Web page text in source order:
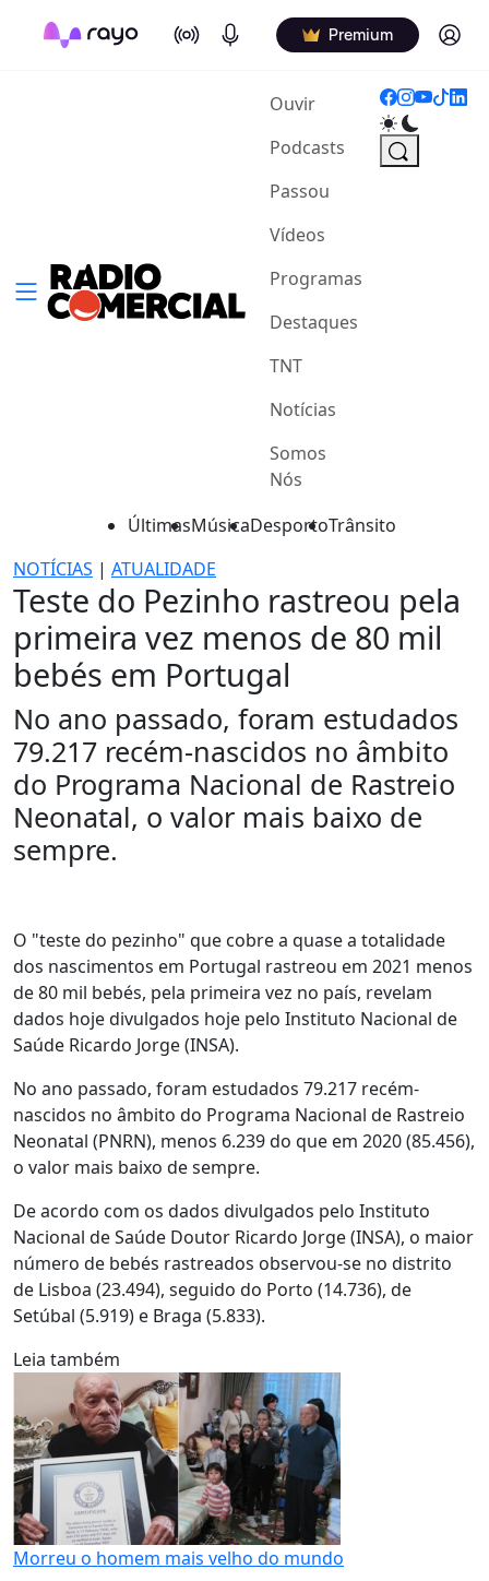
On Air Podcasts Premium Log in
Ouvir(current)
Podcasts
Passou
Vídeos
Programas
Destaques
TNT
Notícias
Somos
Nós
ÚltimasMúsicaDesportoTrânsito
NOTÍCIAS | ATUALIDADE
Teste do Pezinho rastreou pela
primeira vez menos de 80 mil
bebés em Portugal
No ano passado, foram estudados
79.217 recém-nascidos no âmbito
do Programa Nacional de Rastreio
Neonatal, o valor mais baixo de
sempre.
O "teste do pezinho" que cobre a quase a totalidade
dos nascimentos em Portugal rastreou em 2021 menos
de 80 mil bebés, pela primeira vez no país, revelam
dados hoje divulgados hoje pelo Instituto Nacional de
Saúde Ricardo Jorge (INSA).
No ano passado, foram estudados 79.217 recém-
nascidos no âmbito do Programa Nacional de Rastreio
Neonatal (PNRN), menos 6.239 do que em 2020 (85.456),
o valor mais baixo de sempre.
De acordo com os dados divulgados pelo Instituto
Nacional de Saúde Doutor Ricardo Jorge (INSA), o maior
número de bebés rastreados observou-se no distrito
de Lisboa (23.494), seguido do Porto (14.736), de
Setúbal (5.919) e Braga (5.833).
Leia também
Morreu o homem mais velho do mundo